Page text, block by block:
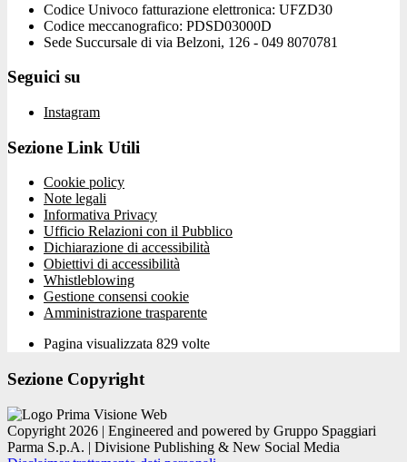
Codice Univoco fatturazione elettronica: UFZD30
Codice meccanografico: PDSD03000D
Sede Succursale di via Belzoni, 126 - 049 8070781
Seguici su
Instagram
Sezione Link Utili
Cookie policy
Note legali
Informativa Privacy
Ufficio Relazioni con il Pubblico
Dichiarazione di accessibilità
Obiettivi di accessibilità
Whistleblowing
Gestione consensi cookie
Amministrazione trasparente
Pagina visualizzata 829 volte
Sezione Copyright
Copyright 2026 | Engineered and powered by Gruppo Spaggiari
Parma S.p.A. | Divisione Publishing & New Social Media